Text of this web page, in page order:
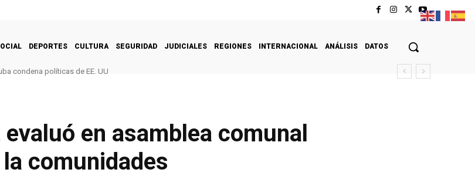
DEPORTES CULTURA SEGURIDAD JUDICIALES REGIONES INTERNACIONAL ANÁLISIS DATOS
condena políticas de EE. UU
en asamblea comunal
comunidades